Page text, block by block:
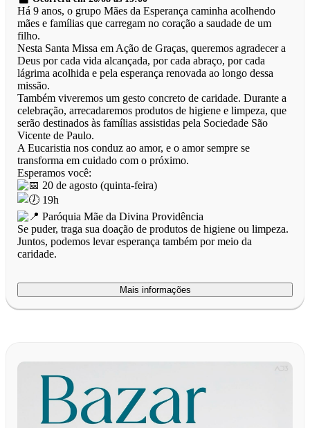
Há 9 anos, o grupo Mães da Esperança caminha acolhendo
mães e famílias que carregam no coração a saudade de um
filho.
Nesta Santa Missa em Ação de Graças, queremos agradecer a
Deus por cada vida alcançada, por cada abraço, por cada
lágrima acolhida e pela esperança renovada ao longo dessa
missão.
Também viveremos um gesto concreto de caridade. Durante a
celebração, arrecadaremos produtos de higiene e limpeza, que
serão destinados às famílias assistidas pela Sociedade São
Vicente de Paulo.
A Eucaristia nos conduz ao amor, e o amor sempre se
transforma em cuidado com o próximo.
Esperamos você:
20 de agosto (quinta-feira)
19h
Paróquia Mãe da Divina Providência
Se puder, traga sua doação de produtos de higiene ou limpeza.
Juntos, podemos levar esperança também por meio da
caridade.
Mais informações